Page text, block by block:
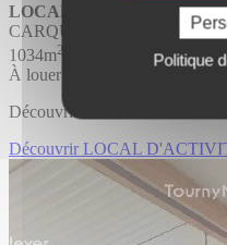
Politique
LOCAL D'ACTIVITES
CARQUEFOU
1034m2
À louer
Découvrir l'offre
Découvrir LOCAL